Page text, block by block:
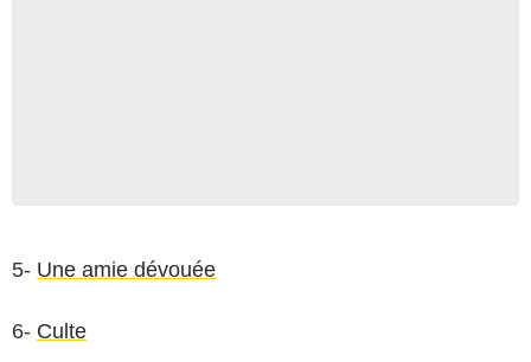
5- Une amie dévouée
6- Culte